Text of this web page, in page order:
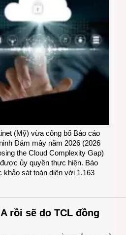
(Mỹ) vừa công bố Báo cáo
Đám mây năm 2026 (2026
the Cloud Complexity Gap)
ủy quyền thực hiện. Báo
sát toàn diện với 1.163
rồi sẽ do TCL đồng